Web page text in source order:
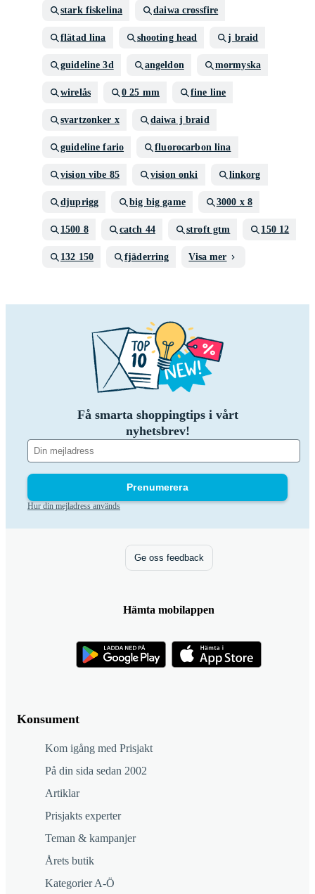
stark fiskelina daiwa crossfire
flätad lina shooting head j braid
guideline 3d angeldon mormyska
wirelås 0 25 mm fine line
svartzonker x daiwa j braid
guideline fario fluorocarbon lina
vision vibe 85 vision onki linkorg
djuprigg big big game 3000 x 8
1500 8 catch 44 stroft gtm 150 12
132 150 fjäderring Visa mer
Få smarta shoppingtips i vårt
nyhetsbrev!
Prenumerera
Hur din mejladress används
Konsument
Kom igång med Prisjakt
På din sida sedan 2002
Artiklar
Prisjakts experter
Teman & kampanjer
Årets butik
Kategorier A-Ö
Ge oss feedback
Hämta mobilappen